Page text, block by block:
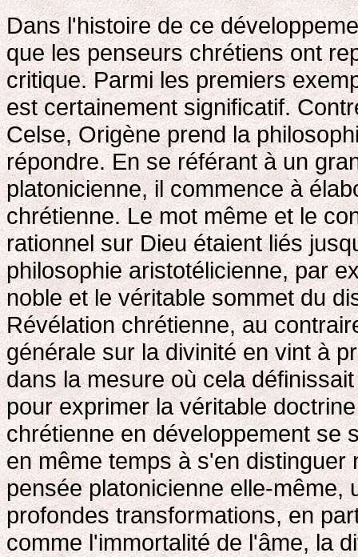
Dans l'histoire de ce
que les penseurs chrétiens ont
critique. Parmi les premiers
est certainement significatif.
Celse, Origène prend la
répondre. En se référant à un
platonicienne, il commence à
chrétienne. Le mot même et le
rationnel sur Dieu étaient liés
philosophie aristotélicienne, par
noble et le véritable sommet du
Révélation chrétienne, au
générale sur la divinité en vint à
dans la mesure où cela
pour exprimer la véritable
chrétienne en développement se
en même temps à s'en
pensée platonicienne elle-même,
profondes transformations, en
comme l'immortalité de l'âme, la